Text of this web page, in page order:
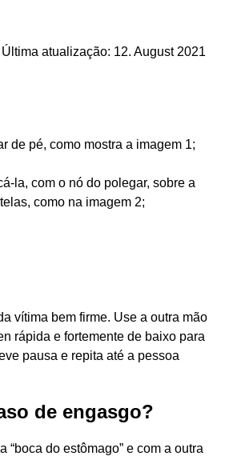
atualização: 12. August 2021
de pé, como mostra a imagem 1;
la, com o nó do polegar, sobre a
como na imagem 2;
vítima bem firme. Use a outra mão
rápida e fortemente de baixo para
pausa e repita até a pessoa
de engasgo?
do estômago” e com a outra